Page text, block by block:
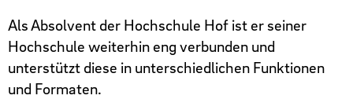
Als Absolvent der Hochschule Hof ist er seiner
Hochschule weiterhin eng verbunden und
unterstützt diese in unterschiedlichen Funktionen
und Formaten.